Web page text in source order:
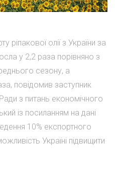
ріпакової олії з України за
у 2,2 раза порівняно з
сезону, а
повідомив заступник
з питань економічного
із посиланням на дані
10% експортного
Україні підвищити